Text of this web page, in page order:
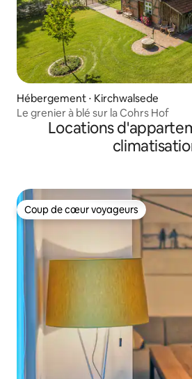
Hébergement ⋅ Kirchwalsede
Le grenier à blé sur la Cohrs Hof
Locations
Coup de cœur voyageurs
Coup de cœur voyageurs